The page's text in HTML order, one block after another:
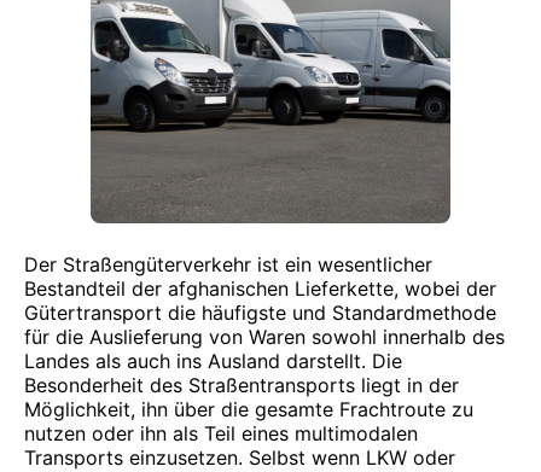
Der Straßengüterverkehr ist ein wesentlicher
Bestandteil der afghanischen Lieferkette, wobei der
Gütertransport die häufigste und Standardmethode
für die Auslieferung von Waren sowohl innerhalb des
Landes als auch ins Ausland darstellt. Die
Besonderheit des Straßentransports liegt in der
Möglichkeit, ihn über die gesamte Frachtroute zu
nutzen oder ihn als Teil eines multimodalen
Transports einzusetzen. Selbst wenn LKW oder